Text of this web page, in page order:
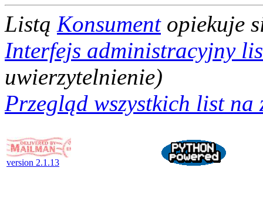
Listą Konsumentopiekuje
Interfejs administracyjny
uwierzytelnienie)
Przegląd wszystkich list na
version 2.1.13